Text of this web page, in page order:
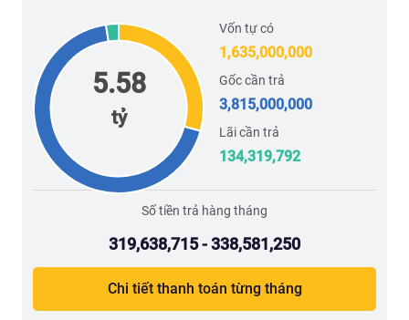
5.58
tỷ
Vốn tự có
1,635,000,000
Gốc cần trả
3,815,000,000
Lãi cần trả
134,319,792
Số tiền trả hàng tháng
319,638,715 - 338,581,250
Chi tiết thanh toán từng tháng